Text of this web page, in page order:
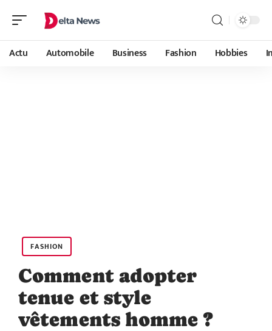
Actu Automobile Business Fashion Hobbies
FASHION
Comment adopter
tenue et style
vêtements homme ?